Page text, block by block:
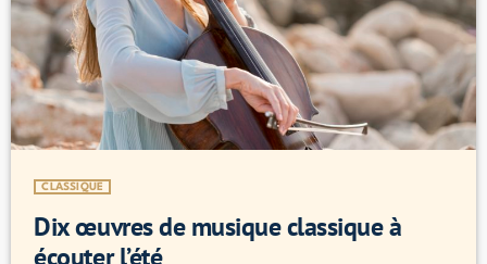
CLASSIQUE
Dix œuvres de musique classique à
écouter l’été